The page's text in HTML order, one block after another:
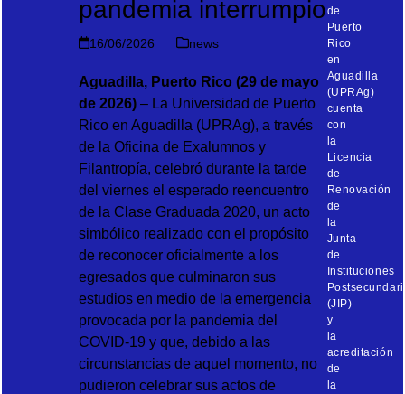
pandemia interrumpio
16/06/2026 news
Aguadilla, Puerto Rico (29 de mayo
de 2026)– La Universidad de Puerto
Rico en Aguadilla (UPRAg), a través
de la Oficina de Exalumnos y
Filantropía, celebró durante la tarde
del viernes el esperado reencuentro
de la Clase Graduada 2020, un acto
simbólico realizado con el propósito
de reconocer oficialmente a los
egresados que culminaron sus
estudios en medio de la emergencia
provocada por la pandemia del
COVID-19 y que, debido a las
circunstancias de aquel momento, no
pudieron celebrar sus actos de
de
Puerto
Rico
en
Aguadilla
(UPRAg)
cuenta
con
la
Licencia
de
Renovación
de
la
Junta
de
Instituciones
(JIP)
y
la
acreditación
de
la